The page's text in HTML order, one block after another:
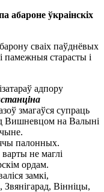
абароне ўкраінскіх
сваіх паўднёвых
памежныя старасты і
адпору
змагаўся супраць
Вишневцом на Валыні
палонных.
не маглі
ордам.
замкі,
Вінніцы,